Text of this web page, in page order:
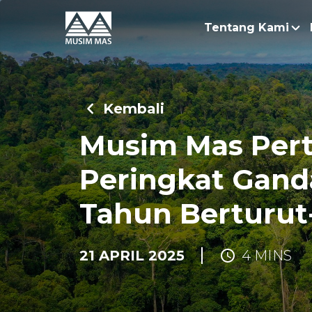
Tentang Kami
Kembali
Musim Mas
Peringkat
Tahun
21 APRIL 2025 4 MINS